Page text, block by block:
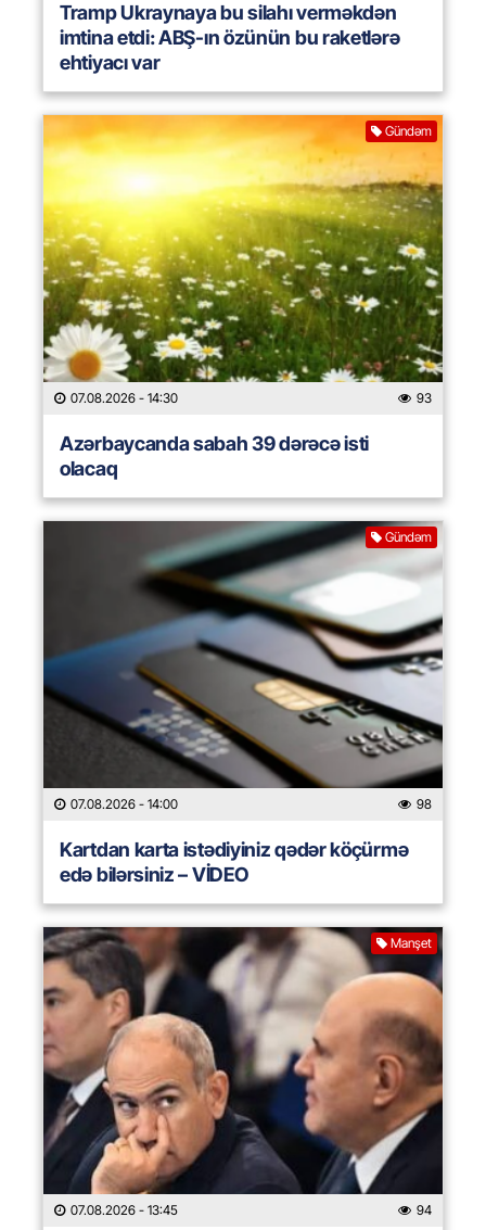
Tramp Ukraynaya bu silahı verməkdən
imtina etdi: ABŞ-ın özünün bu raketlərə
ehtiyacı var
Gündəm
07.08.2026 - 14:30 93
Azərbaycanda sabah 39 dərəcə isti
olacaq
Gündəm
07.08.2026 - 14:00 98
Kartdan karta istədiyiniz qədər köçürmə
edə bilərsiniz – VİDEO
Manşet
07.08.2026 - 13:45 94